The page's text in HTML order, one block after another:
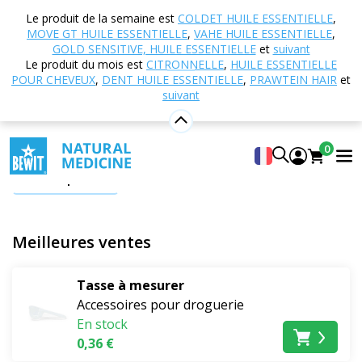
Le produit de la semaine est COLDET HUILE ESSENTIELLE,
MOVE GT HUILE ESSENTIELLE, VAHE HUILE ESSENTIELLE,
GOLD SENSITIVE, HUILE ESSENTIELLEet suivant
Le produit du mois est CITRONNELLE, HUILE ESSENTIELLE
POUR CHEVEUX, DENT HUILE ESSENTIELLE, PRAWTEIN HAIR et
suivant
0
Boutique en ligne
Accessoires pour droguerie
Accessoires pour droguerie
Un stockage et un dosage corrects des détergents ont
un impact sur leur efficacité et leur durée de vie. Dans
cette catégorie, vous trouverez des accessoires
pratiques pour le stockage et le dosage corrects des
produits de droguerie naturels.
Seau
Le seau BEWITest utilisé pour stocker les lessives de la
gamme BEWIT Green. Il les protège de l'humidité, qui
pourrait les faire s'agglomérer et perdre leur efficacité.
Versez la poudre dans le seau dès l'ouverture de
Afficher plus
Meilleures ventes
Tasse à mesurer
Accessoires pour droguerie
En stock
0,36 €